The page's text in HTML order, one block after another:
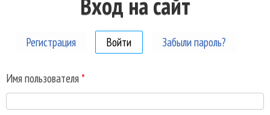
Вход на сайт
Регистрация Войти (активная вкладка)
Забыли пароль?
Имя пользователя *